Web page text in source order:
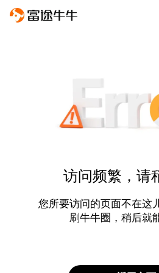
访问频繁，请
您所要访问的页面不在这
刷牛牛圈，稍后就